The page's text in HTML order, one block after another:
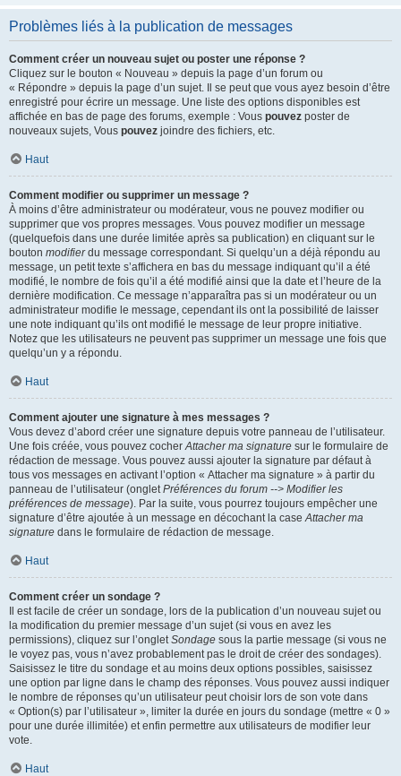
Problèmes liés à la publication de messages
Comment créer un nouveau sujet ou poster une réponse ?
Cliquez sur le bouton « Nouveau » depuis la page d’un forum ou
« Répondre » depuis la page d’un sujet. Il se peut que vous ayez besoin d’être
enregistré pour écrire un message. Une liste des options disponibles est
affichée en bas de page des forums, exemple : Vous pouvez poster de
nouveaux sujets, Vous pouvez joindre des fichiers, etc.
Haut
Comment modifier ou supprimer un message ?
À moins d’être administrateur ou modérateur, vous ne pouvez modifier ou
supprimer que vos propres messages. Vous pouvez modifier un message
(quelquefois dans une durée limitée après sa publication) en cliquant sur le
bouton modifierdu message correspondant. Si quelqu’un a déjà répondu au
message, un petit texte s’affichera en bas du message indiquant qu’il a été
modifié, le nombre de fois qu’il a été modifié ainsi que la date et l’heure de la
dernière modification. Ce message n’apparaîtra pas si un modérateur ou un
administrateur modifie le message, cependant ils ont la possibilité de laisser
une note indiquant qu’ils ont modifié le message de leur propre initiative.
Notez que les utilisateurs ne peuvent pas supprimer un message une fois que
quelqu’un y a répondu.
Haut
Comment ajouter une signature à mes messages ?
Vous devez d’abord créer une signature depuis votre panneau de l’utilisateur.
Une fois créée, vous pouvez cocherAttacher ma signature sur le formulaire de
rédaction de message. Vous pouvez aussi ajouter la signature par défaut à
tous vos messages en activant l’option « Attacher ma signature » à partir du
panneau de l’utilisateur (ongletPréférences du forum --> Modifier les
préférences de message). Par la suite, vous pourrez toujours empêcher une
signature d’être ajoutée à un message en décochant la caseAttacher ma
signature dans le formulaire de rédaction de message.
Haut
Comment créer un sondage ?
Il est facile de créer un sondage, lors de la publication d’un nouveau sujet ou
la modification du premier message d’un sujet (si vous en avez les
permissions), cliquez sur l’ongletSondage sous la partie message (si vous ne
le voyez pas, vous n’avez probablement pas le droit de créer des sondages).
Saisissez le titre du sondage et au moins deux options possibles, saisissez
une option par ligne dans le champ des réponses. Vous pouvez aussi indiquer
le nombre de réponses qu’un utilisateur peut choisir lors de son vote dans
« Option(s) par l’utilisateur », limiter la durée en jours du sondage (mettre « 0 »
pour une durée illimitée) et enfin permettre aux utilisateurs de modifier leur
vote.
Haut